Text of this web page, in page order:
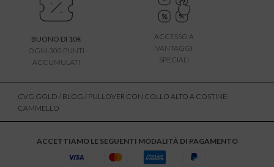
BUONO DI 10€
OGNI 300 PUNTI
ACCUMULATI
ACCESSO A
VANTAGGI
SPECIALI
CVG GOLD / BLOG / PULLOVER CON COLLO ALTO A COSTINE-
CAMMELLO
ACCETTIAMO LE SEGUENTI MODALITÀ DI PAGAMENTO